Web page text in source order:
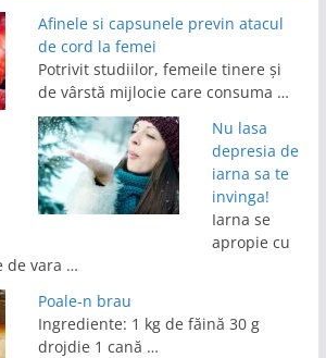
Afinele si capsunele previn atacul
de cord la femei
Potrivit studiilor, femeile tinere și
de vârstă mijlocie care consuma …
Nu lasa
depresia de
iarna sa te
invinga!
Iarna se
apropie cu
de vara …
Poale-n brau
Ingrediente: 1 kg de făină 30 g
drojdie 1 cană …